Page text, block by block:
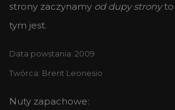
strony zaczynamy oddupy stronyto
tym jest.
Data powstania: 2009
Twórca: Brent Leonesio
Nuty zapachowe: